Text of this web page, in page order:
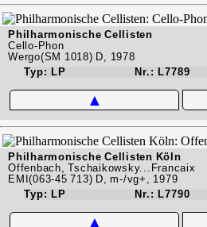
Philharmonische Cellisten
Cello-Phon
Wergo(SM 1018) D, 1978
Typ: LP
Nr.: L7789
▲
Philharmonische Cellisten Köln
Offenbach, Tschaikowsky...Francaix
EMI(063-45 713) D, m-/vg+, 1979
Typ: LP
Nr.: L7790
▲